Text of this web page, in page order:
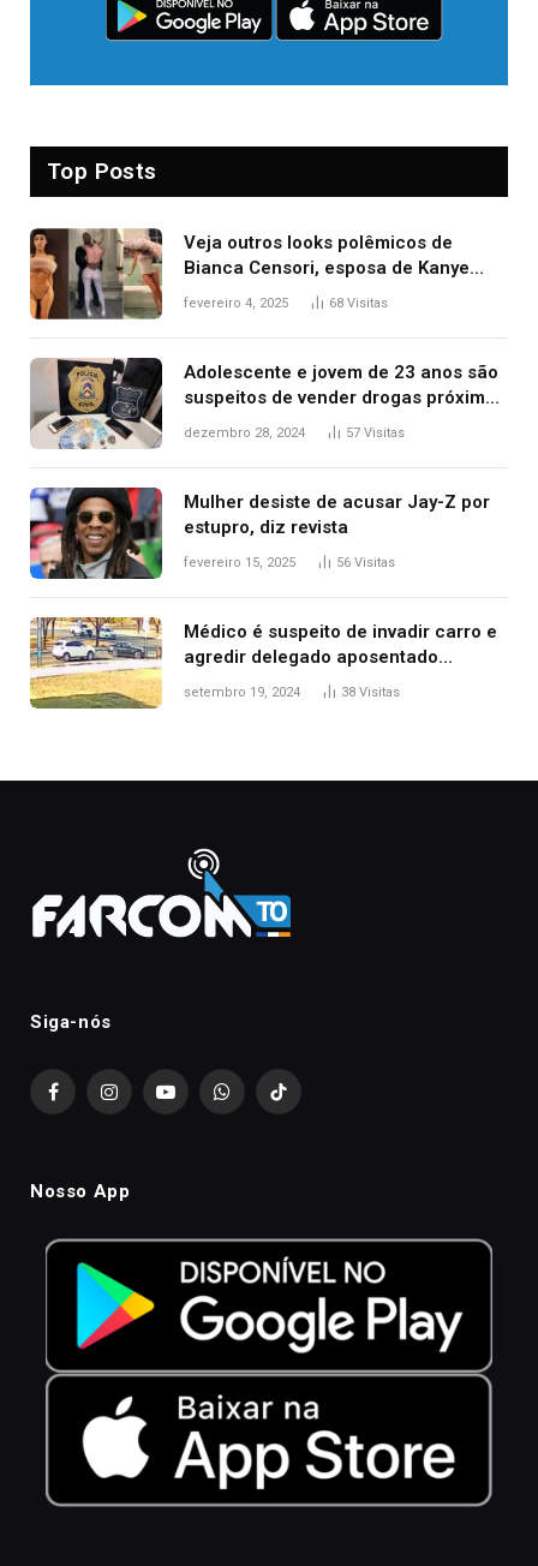
Top Posts
Veja outros looks polêmicos de
Bianca Censori, esposa de Kanye
West que apareceu nua no Grammy
fevereiro 4, 2025 68 Visitas
Adolescente e jovem de 23 anos são
suspeitos de vender drogas próximo
de delegacia e escola, diz polícia
dezembro 28, 2024 57 Visitas
Mulher desiste de acusar Jay-Z por
estupro, diz revista
fevereiro 15, 2025 56 Visitas
Médico é suspeito de invadir carro e
agredir delegado aposentado
durante confusão no trânsito
setembro 19, 2024 38 Visitas
Siga-nós
FacebookInstagramYouTubeWhatsAppTikTok
Nosso App